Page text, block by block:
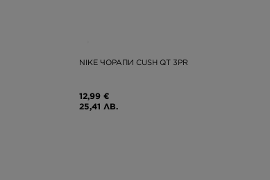
NIKE ЧОРАПИ CUSH QT 3PR
12,99 €
25,41 ЛВ.